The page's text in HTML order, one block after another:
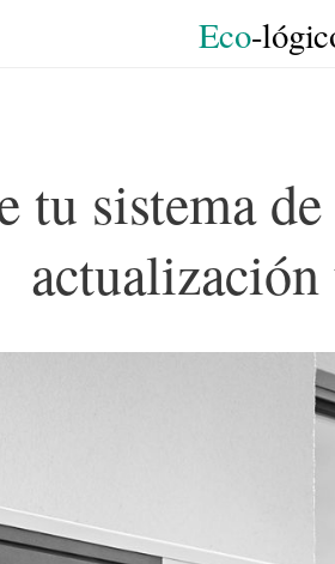
Eco-
tu sistema
actualización